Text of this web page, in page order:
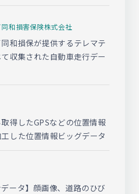
和損害保険株式会社
和損保が提供するテレマテ
収集された自動車走行デー
得したGPSなどの位置情報
した位置情報ビッグデータ
データ】顔画像、道路のひび